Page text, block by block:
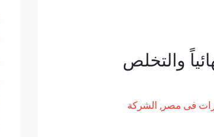
والتخلص
فى مصر, الشركة